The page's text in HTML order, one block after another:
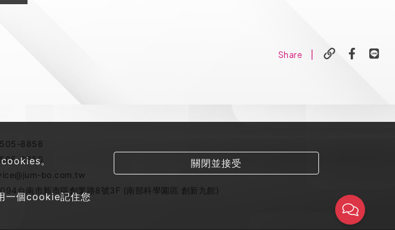
Share
8858
8850
bo.com.tw
台南市新市區創業路8號3F (南部科學園區 創新九館)
。
一個cookie記住您
關閉並接受